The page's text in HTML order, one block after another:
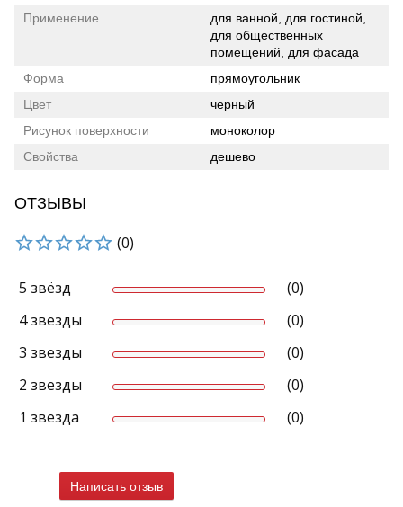
Применение
для ванной, для гостиной,
для общественных
помещений, для фасада
Форма
прямоугольник
Цвет
черный
Рисунок поверхности
моноколор
Свойства
дешево
ОТЗЫВЫ
(0)
5 звёзд
(0)
4 звезды
(0)
3 звезды
(0)
2 звезды
(0)
1 звезда
(0)
Написать отзыв